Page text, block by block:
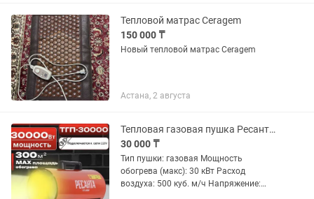
Тепловой матрас Ceragem
150 000 ₸
Новый тепловой матрас Ceragem
Астана, 2 августа
Тепловая газовая пушка Ресанта ТГП-30000 на 300 квадратов, 30 кВт
30 000 ₸
Тип пушки: газовая Мощность
обогрева (макс): 30 кВт Расход
воздуха: 500 куб. м/ч Напряжение: